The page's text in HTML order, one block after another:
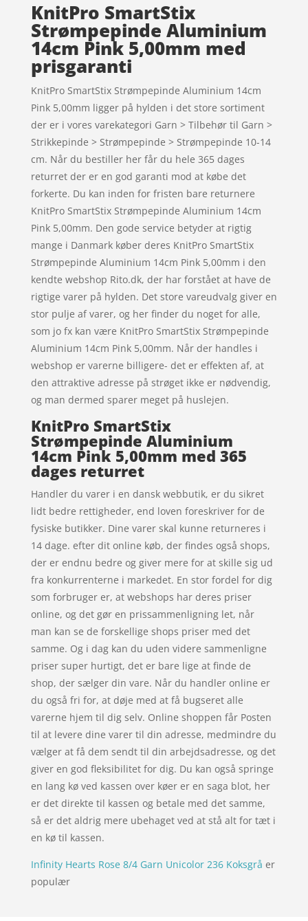
KnitPro SmartStix
Strømpepinde Aluminium
14cm Pink 5,00mm med
prisgaranti
KnitPro SmartStix Strømpepinde Aluminium 14cm
Pink 5,00mm ligger på hylden i det store sortiment
der er i vores varekategori Garn > Tilbehør til Garn >
Strikkepinde > Strømpepinde > Strømpepinde 10-14
cm. Når du bestiller her får du hele 365 dages
returret der er en god garanti mod at købe det
forkerte. Du kan inden for fristen bare returnere
KnitPro SmartStix Strømpepinde Aluminium 14cm
Pink 5,00mm. Den gode service betyder at rigtig
mange i Danmark køber deres KnitPro SmartStix
Strømpepinde Aluminium 14cm Pink 5,00mm i den
kendte webshop Rito.dk, der har forstået at have de
rigtige varer på hylden. Det store vareudvalg giver en
stor pulje af varer, og her finder du noget for alle,
som jo fx kan være KnitPro SmartStix Strømpepinde
Aluminium 14cm Pink 5,00mm. Når der handles i
webshop er varerne billigere- det er effekten af, at
den attraktive adresse på strøget ikke er nødvendig,
og man dermed sparer meget på huslejen.
KnitPro SmartStix
Strømpepinde Aluminium
14cm Pink 5,00mm med 365
dages returret
Handler du varer i en dansk webbutik, er du sikret
lidt bedre rettigheder, end loven foreskriver for de
fysiske butikker. Dine varer skal kunne returneres i
14 dage. efter dit online køb, der findes også shops,
der er endnu bedre og giver mere for at skille sig ud
fra konkurrenterne i markedet. En stor fordel for dig
som forbruger er, at webshops har deres priser
online, og det gør en prissammenligning let, når
man kan se de forskellige shops priser med det
samme. Og i dag kan du uden videre sammenligne
priser super hurtigt, det er bare lige at finde de
shop, der sælger din vare. Når du handler online er
du også fri for, at døje med at få bugseret alle
varerne hjem til dig selv. Online shoppen får Posten
til at levere dine varer til din adresse, medmindre du
vælger at få dem sendt til din arbejdsadresse, og det
giver en god fleksibilitet for dig. Du kan også springe
en lang kø ved kassen over køer er en saga blot, her
er det direkte til kassen og betale med det samme,
så er det aldrig mere ubehaget ved at stå alt for tæt i
en kø til kassen.
Infinity Hearts Rose 8/4 Garn Unicolor 236 Koksgrå er
populær